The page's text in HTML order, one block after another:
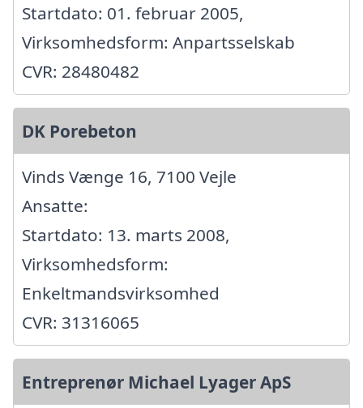
Startdato: 01. februar 2005,
Virksomhedsform: Anpartsselskab
CVR: 28480482
DK Porebeton
Vinds Vænge 16, 7100 Vejle
Ansatte:
Startdato: 13. marts 2008,
Virksomhedsform:
Enkeltmandsvirksomhed
CVR: 31316065
Entreprenør Michael Lyager ApS